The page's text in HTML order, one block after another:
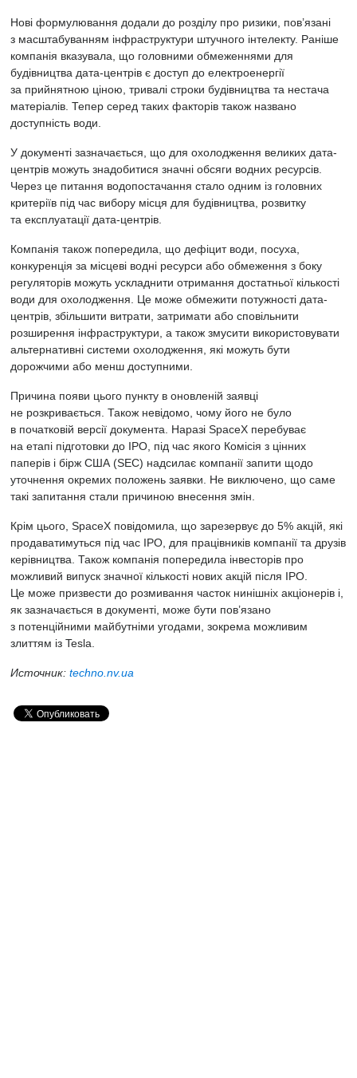
Нові формулювання додали до розділу про ризики, пов’язані
з масштабуванням інфраструктури штучного інтелекту. Раніше
компанія вказувала, що головними обмеженнями для
будівництва дата-центрів є доступ до електроенергії
за прийнятною ціною, тривалі строки будівництва та нестача
матеріалів. Тепер серед таких факторів також названо
доступність води.
У документі зазначається, що для охолодження великих дата-
центрів можуть знадобитися значні обсяги водних ресурсів.
Через це питання водопостачання стало одним із головних
критеріїв під час вибору місця для будівництва, розвитку
та експлуатації дата-центрів.
Компанія також попередила, що дефіцит води, посуха,
конкуренція за місцеві водні ресурси або обмеження з боку
регуляторів можуть ускладнити отримання достатньої кількості
води для охолодження. Це може обмежити потужності дата-
центрів, збільшити витрати, затримати або сповільнити
розширення інфраструктури, а також змусити використовувати
альтернативні системи охолодження, які можуть бути
дорожчими або менш доступними.
Причина появи цього пункту в оновленій заявці
не розкривається. Також невідомо, чому його не було
в початковій версії документа. Наразі SpaceX перебуває
на етапі підготовки до IPO, під час якого Комісія з цінних
паперів і бірж США (SEC) надсилає компанії запити щодо
уточнення окремих положень заявки. Не виключено, що саме
такі запитання стали причиною внесення змін.
Крім цього, SpaceX повідомила, що зарезервує до 5% акцій, які
продаватимуться під час IPO, для працівників компанії та друзів
керівництва. Також компанія попередила інвесторів про
можливий випуск значної кількості нових акцій після IPO.
Це може призвести до розмивання часток нинішніх акціонерів і,
як зазначається в документі, може бути пов’язано
з потенційними майбутніми угодами, зокрема можливим
злиттям із Tesla.
Источник: techno.nv.ua